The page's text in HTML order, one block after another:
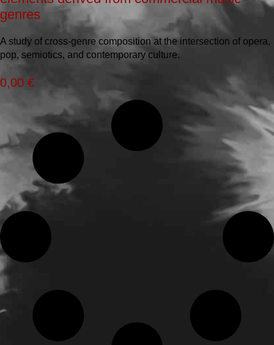
genres
A study of cross-genre composition at the intersection of opera,
pop, semiotics, and contemporary culture.
0,00 €